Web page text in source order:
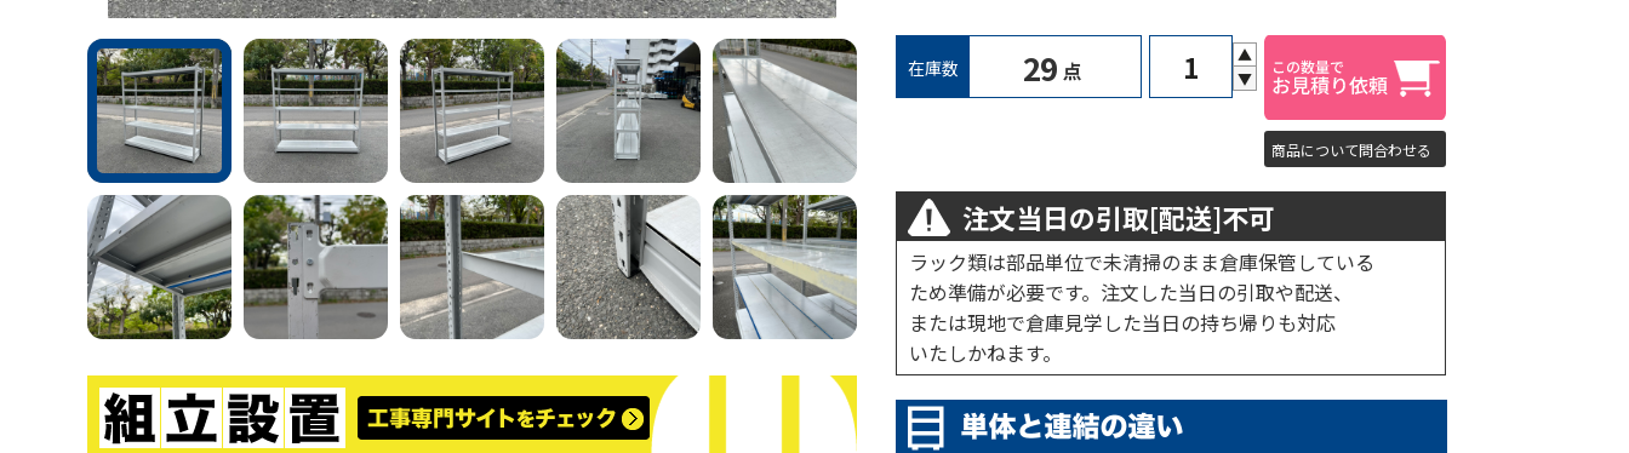
在庫数 29 点
▲
▼
商品について問合わせる
注文当日の引取[配送]不可
ラック類は部品単位で未清掃のまま倉庫保管している
ため準備が必要です。注文した当日の引取や配送、
または現地で倉庫見学した当日の持ち帰りも対応
いたしかねます。